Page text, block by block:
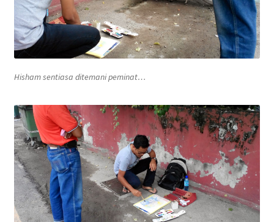
Galleries
Intensive Watercolour Workshop with Azmannor
Terms of Use
My Account
Track My Order
Hisham sentiasa ditemani peminat…